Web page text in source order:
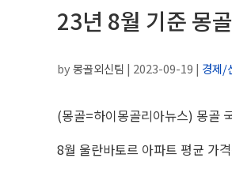
23년 8월 기준 몽
by몽골외신팀 | 2023-09-19 | 경제/
(몽골=하이몽골리아뉴스) 몽골
8월 울란바토르 아파트 평균 가